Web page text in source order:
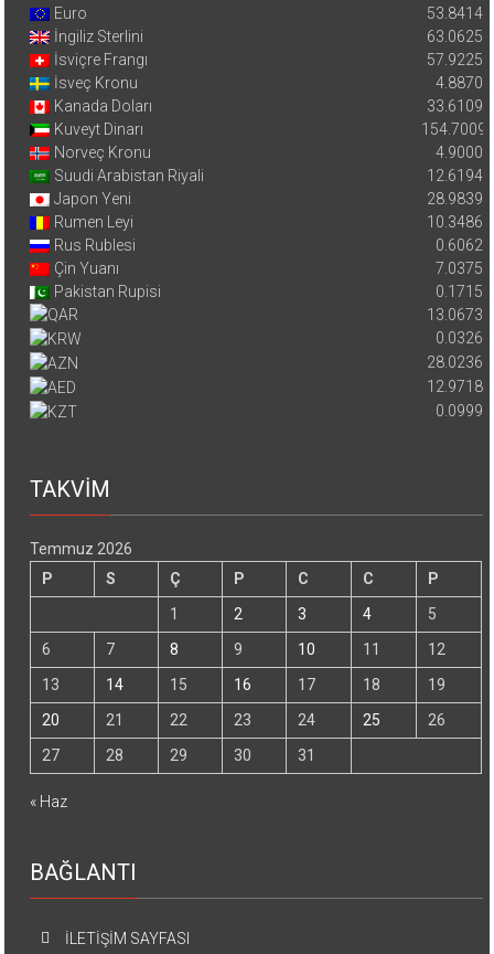
Euro
53.8414
İngiliz Sterlini
63.0625
İsviçre Frangı
57.9225
İsveç Kronu
4.8870
Kanada Doları
33.6109
Kuveyt Dinarı
154.7009
Norveç Kronu
4.9000
Suudi Arabistan Riyali
12.6194
Japon Yeni
28.9839
Rumen Leyi
10.3486
Rus Rublesi
0.6062
Çin Yuanı
7.0375
Pakistan Rupisi
0.1715
13.0673
0.0326
28.0236
12.9718
0.0999
TAKVİM
Temmuz 2026
P
S Ç P C C
P
1
2 3 4
5
6
7 8 9 10 11
12
13
14 15 16 17 18
19
20
21 22 23 24 25
26
27
28 29 30 31
« Haz
BAĞLANTI
İLETİŞİM SAYFASI